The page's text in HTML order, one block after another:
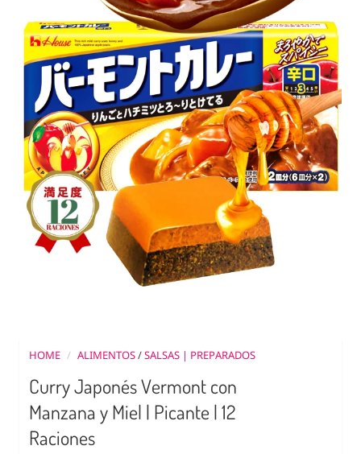
HOME / ALIMENTOS/SALSAS | PREPARADOS
Curry Japonés Vermont con
Manzana y Miel | Picante | 12
Raciones